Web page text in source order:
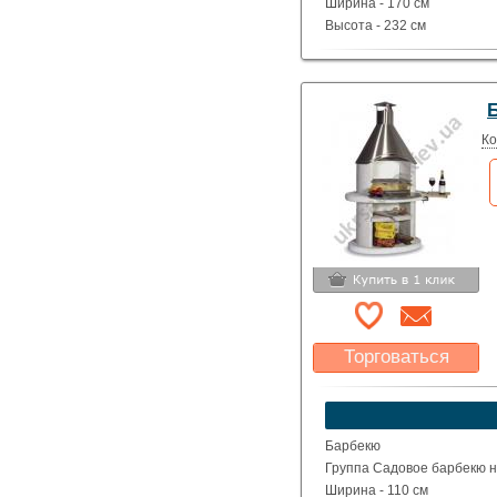
Ширина - 170 см
Высота - 232 см
Глубина - 71 см
Торговаться
Какая цена Вас
устроит?
Указать цену
Барбекю
Группа Садовое барбекю
Ширина - 110 см